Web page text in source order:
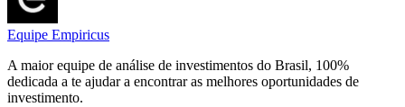
Equipe Empiricus
A maior equipe de análise de investimentos do Brasil, 100%
dedicada a te ajudar a encontrar as melhores oportunidades de
investimento.